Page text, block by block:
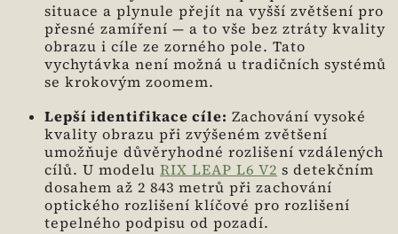
situace a plynule přejít na vyšší zvětšení pro
přesné zamíření — a to vše bez ztráty kvality
obrazu i cíle ze zorného pole. Tato
vychytávka není možná u tradičních systémů
se krokovým zoomem.
Lepší identifikace cíle: Zachování vysoké
kvality obrazu při zvýšeném zvětšení
umožňuje důvěryhodné rozlišení vzdálených
cílů. U modelu RIX LEAP L6 V2 s detekčním
dosahem až 2 843 metrů při zachování
optického rozlišení klíčové pro rozlišení
tepelného podpisu od pozadí.